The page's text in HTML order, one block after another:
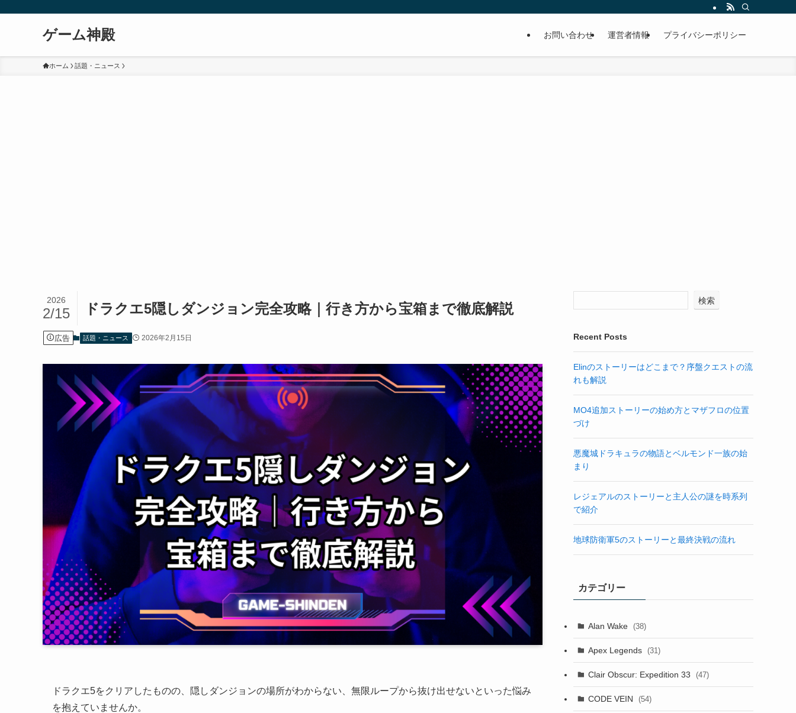
ゲーム神殿 お問い合わせ 運営者情報 プライバシーポリシー
ホーム 話題・ニュース
ドラクエ5隠しダンジョン完全攻略｜行き方から宝箱まで徹底解説
2026
2/15
広告 話題・ニュース 2026年2月15日
ドラクエ5をクリアしたものの、隠しダンジョンの場所がわからない、無限ループから抜け出せないといった悩み
を抱えていませんか。
検索
Recent Posts
Elinのストーリーはどこまで？序盤クエストの流
れも解説
MO4追加ストーリーの始め方とマザフロの位置
づけ
悪魔城ドラキュラの物語とベルモンド一族の始
まり
レジェアルのストーリーと主人公の謎を時系列
で紹介
地球防衛軍5のストーリーと最終決戦の流れ
カテゴリー
Alan Wake (38)
Apex Legends (31)
Clair Obscur: Expedition 33 (47)
CODE VEIN (54)